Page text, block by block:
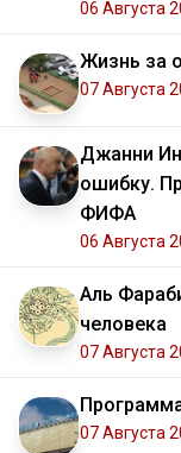
06 Августа
Жизнь за
07 Августа
Джанни
ошибку.
ФИФА
06 Августа
Аль
человека
07 Августа
07 Августа